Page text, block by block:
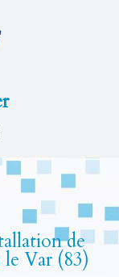
de
le Var (83)